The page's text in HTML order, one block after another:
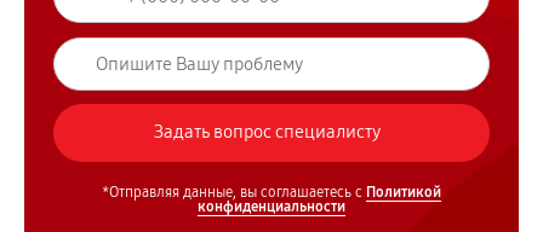
*Отправляя данные, вы соглашаетесь с Политикой
конфиденциальности